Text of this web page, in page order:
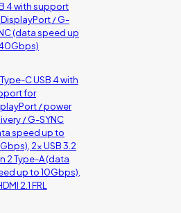
4 with support
/ G-
(data speed up
Type-C USB 4 with
for
/ power
/ G-SYNC
speed up to
2x USB 3.2
2 Type-A (data
up to 10Gbps),
2.1 FRL